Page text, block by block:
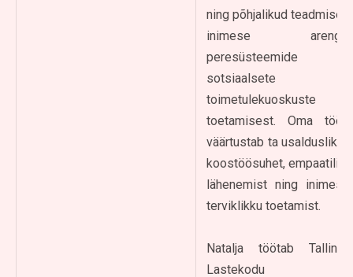
ning põhjalikud teadmised
inimese arengu,
peresüsteemide ja
sotsiaalsete
toimetulekuoskuste
toetamisest. Oma töös
väärtustab ta usalduslikku
koostöösuhet, empaatilist
lähenemist ning inimese
terviklikku toetamist.
Natalja töötab Tallinna
Lastekodu